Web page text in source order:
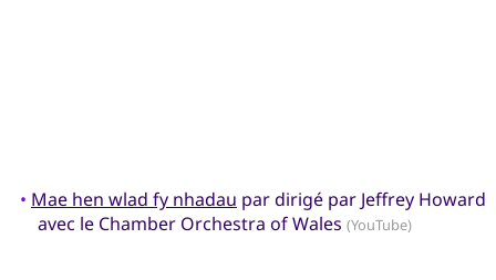
• Mae hen wlad fy nhadau par dirigé par Jeffrey Howard
avec le Chamber Orchestra of Wales (YouTube)